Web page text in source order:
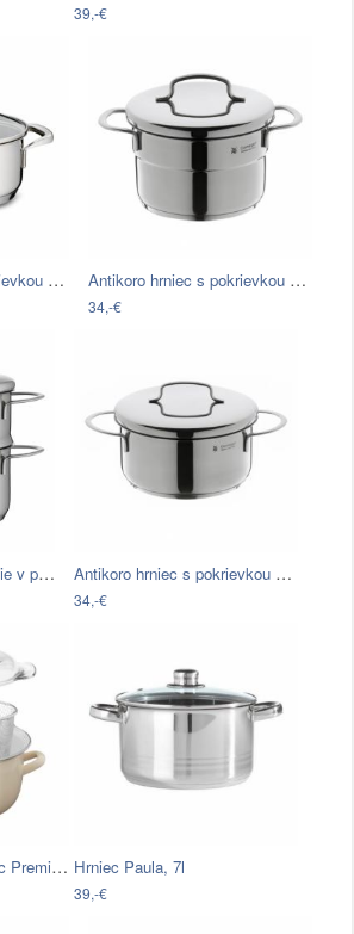
39,-€
Antikoro hrniec s pokrievkou Kela… Antikoro hrniec s pokrievkou WMF…
34,-€
Antikoro hrniec na varenie v pare s… Antikoro hrniec s pokrievkou WMF…
34,-€
Béžový fritovací hrniec Premier… Hrniec Paula, 7l
39,-€